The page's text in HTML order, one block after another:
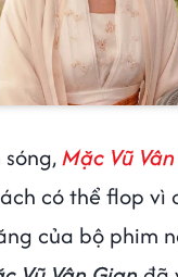
Mặc Vũ
có thể flop vì
của bộ phim